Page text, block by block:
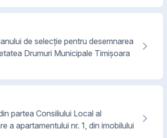
de selecție pentru desemnarea
Drumuri Municipale Timișoara
partea Consiliului Local al
a apartamentului nr. 1, din imobilului